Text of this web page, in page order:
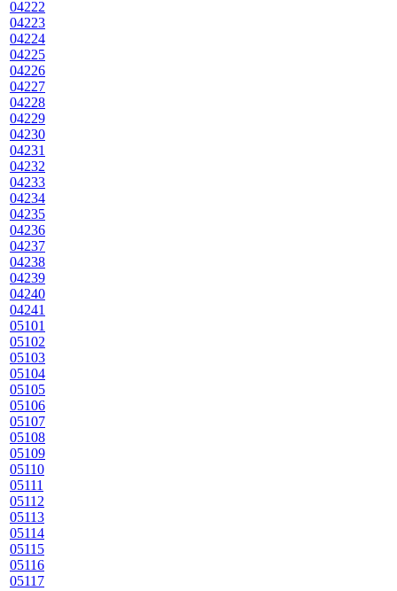
04222
04223
04224
04225
04226
04227
04228
04229
04230
04231
04232
04233
04234
04235
04236
04237
04238
04239
04240
04241
05101
05102
05103
05104
05105
05106
05107
05108
05109
05110
05111
05112
05113
05114
05115
05116
05117